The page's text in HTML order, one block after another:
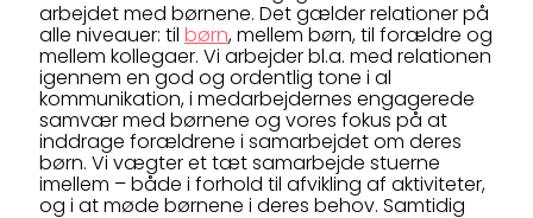
arbejdet med børnene. Det gælder relationer på
alle niveauer: til børn, mellem børn, til forældre og
mellem kollegaer. Vi arbejder bl.a. med relationen
igennem en god og ordentlig tone i al
kommunikation, i medarbejdernes engagerede
samvær med børnene og vores fokus på at
inddrage forældrene i samarbejdet om deres
børn. Vi vægter et tæt samarbejde stuerne
imellem – både i forhold til afvikling af aktiviteter,
og i at møde børnene i deres behov. Samtidig